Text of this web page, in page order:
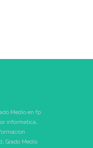
Medio en fp
informatica,
, Grado Medio